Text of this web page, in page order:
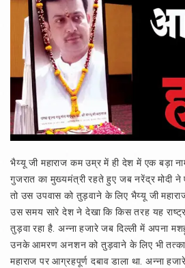
भैय्यू जी महाराज कम उम्र में ही देश में एक बड़ा
गुजरात का मुख्यमंत्री रहते हुए जब नरेंद्र मोदी ने
तो उस उपवास को तुड़वाने के लिए भैय्यू जी
उस समय सारे देश ने देखा कि किस तरह यह
तुड़वा रहा है. अन्ना हजारे जब दिल्ली में अपना
उनके आमरण अनशन को तुड़वाने के लिए भी
महाराज पर आग्रहपूर्ण दबाव डाला था. अन्ना